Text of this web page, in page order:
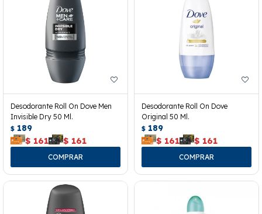
Desodorante Roll On Dove Men
Invisible Dry 50 Ml.
$ 189
$ 161 $ 161
Desodorante Roll On Dove
Original 50 Ml.
$ 189
$ 161 $ 161